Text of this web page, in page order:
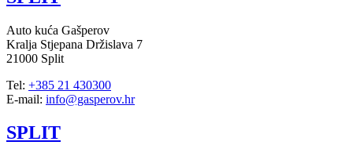
Auto kuća Gašperov
Kralja Stjepana Držislava 7
21000 Split
Tel: +385 21 430300
E-mail: info@gasperov.hr
SPLIT